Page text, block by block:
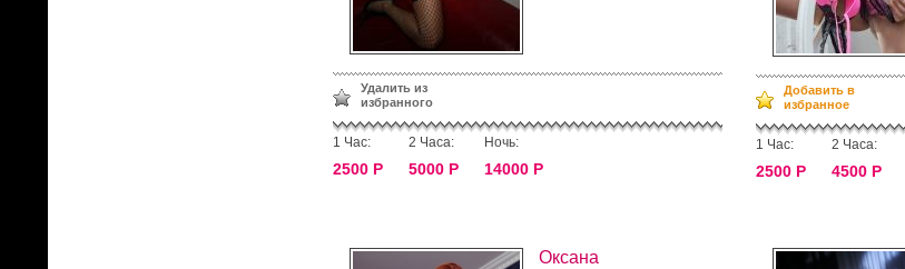
Удалить из
избранного
1 Час:
2500 Р
2 Часа:
5000 Р
Ночь:
14000 Р
Добавить в
избранное
1 Час:
2500 Р
2 Часа:
4500 Р
Оксана